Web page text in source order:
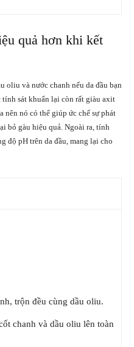
quả hơn khi kết
oliu và nước chanh nếu da đầu bạn
sát khuẩn lại còn rất giàu axit
nó có thể giúp ức chế sự phát
bỏ gàu hiệu quả. Ngoài ra, tính
độ pH trên da đầu, mang lại cho
trộn đều cùng dầu oliu.
chanh và dầu oliu lên toàn